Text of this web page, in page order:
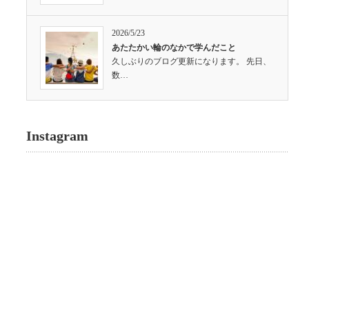
2026/5/23
あたたかい輪のなかで学んだこと
久しぶりのブログ更新になります。 先日、
数…
Instagram